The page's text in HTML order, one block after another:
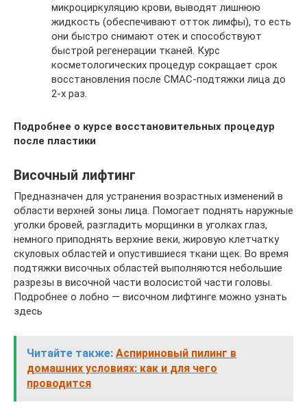
микроциркуляцию крови, выводят лишнюю
жидкость (обеспечивают отток лимфы), то есть
они быстро снимают отек и способствуют
быстрой регенерации тканей. Курс
косметологических процедур сокращает срок
восстановления после СМАС-подтяжки лица до
2-х раз.
Подробнее о курсе восстановительных процедур
после пластики
Височный лифтинг
Предназначен для устранения возрастных изменений в
области верхней зоны лица. Помогает поднять наружные
уголки бровей, разгладить морщинки в уголках глаз,
немного приподнять верхние веки, жировую клетчатку
скуловых областей и опустившиеся ткани щек. Во время
подтяжки височных областей выполняются небольшие
разрезы в височной части волосистой части головы.
Подробнее о лобно — височном лифтинге можно узнать
здесь
Читайте также: Аспириновый пилинг в
домашних условиях: как и для чего
проводится